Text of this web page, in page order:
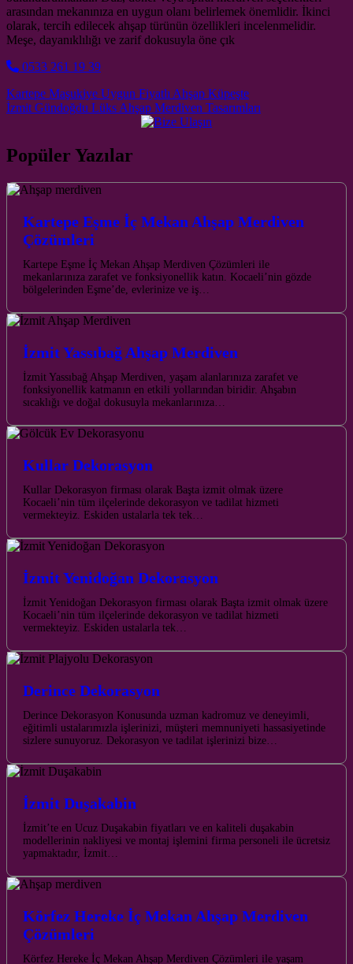
arasından mekanınıza en uygun olanı belirlemek önemlidir. İkinci
olarak, tercih edilecek ahşap türünün özellikleri incelenmelidir.
Meşe, dayanıklılığı ve zarif dokusuyla öne çık
0533 261 19 39
Post navigation
Kartepe Maşukiye Uygun Fiyatlı Ahşap Küpeşte
İzmit Gündoğdu Lüks Ahşap Merdiven Tasarımları
Popüler Yazılar
Kartepe Eşme İç Mekan Ahşap Merdiven
Çözümleri
Kartepe Eşme İç Mekan Ahşap Merdiven Çözümleri ile
mekanlarınıza zarafet ve fonksiyonellik katın. Kocaeli’nin gözde
bölgelerinden Eşme’de, evlerinize ve iş…
İzmit Yassıbağ Ahşap Merdiven
İzmit Yassıbağ Ahşap Merdiven, yaşam alanlarınıza zarafet ve
fonksiyonellik katmanın en etkili yollarından biridir. Ahşabın
sıcaklığı ve doğal dokusuyla mekanlarınıza…
Kullar Dekorasyon
Kullar Dekorasyon firması olarak Başta izmit olmak üzere
Kocaeli’nin tüm ilçelerinde dekorasyon ve tadilat hizmeti
vermekteyiz. Eskiden ustalarla tek tek…
İzmit Yenidoğan Dekorasyon
İzmit Yenidoğan Dekorasyon firması olarak Başta izmit olmak üzere
Kocaeli’nin tüm ilçelerinde dekorasyon ve tadilat hizmeti
vermekteyiz. Eskiden ustalarla tek…
Derince Dekorasyon
Derince Dekorasyon Konusunda uzman kadromuz ve deneyimli,
eğitimli ustalarımızla işlerinizi, müşteri memnuniyeti hassasiyetinde
sizlere sunuyoruz. Dekorasyon ve tadilat işlerinizi bize…
İzmit Duşakabin
İzmit’te en Ucuz Duşakabin fiyatları ve en kaliteli duşakabin
modellerinin nakliyesi ve montaj işlemini firma personeli ile ücretsiz
yapmaktadır, İzmit…
Körfez Hereke İç Mekan Ahşap Merdiven
Çözümleri
Körfez Hereke İç Mekan Ahşap Merdiven Çözümleri ile yaşam